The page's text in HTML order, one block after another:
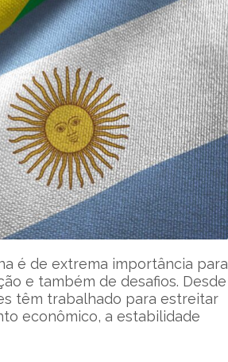
é de extrema importância para
e também de desafios. Desde
têm trabalhado para estreitar
econômico, a estabilidade